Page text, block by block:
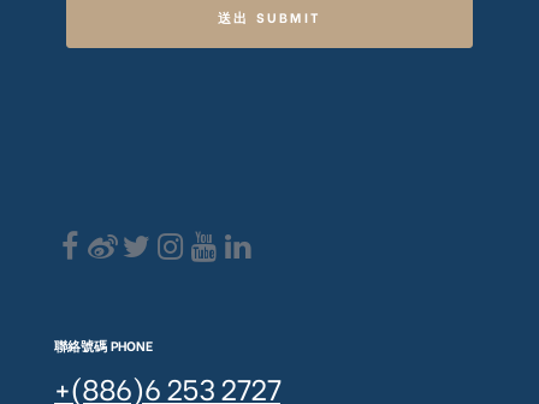
送出 SUBMIT
聯絡號碼 PHONE
+(886)6 253 2727